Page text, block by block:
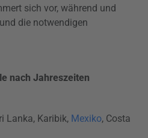
sich vor, während und
die notwendigen
nach Jahreszeiten
Lanka, Karibik, Mexiko, Costa